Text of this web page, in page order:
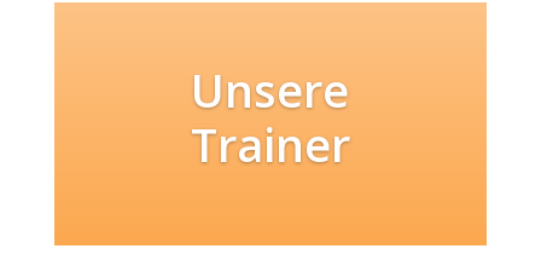
Unsere
Trainer